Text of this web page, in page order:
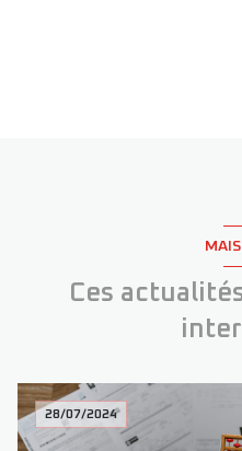
Ces
28/07/2024